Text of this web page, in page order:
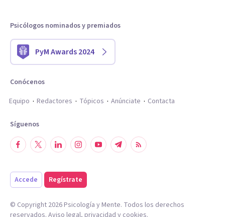
Psicólogos nominados y premiados
PyM Awards 2024
Conócenos
Equipo
Redactores Tópicos Anúnciate Contacta
Síguenos
Accede Regístrate
© Copyright 2026Psicología y Mente. Todos los derechos
reservados. Aviso legal, privacidad y cookies.